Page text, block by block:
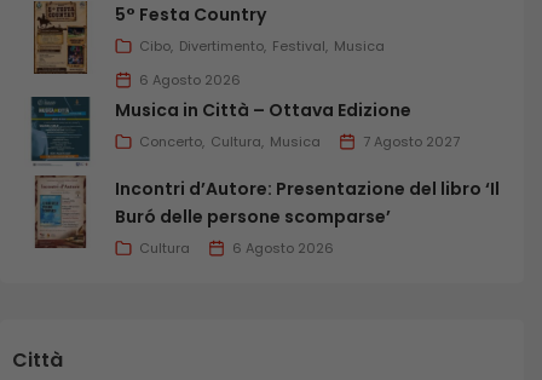
5° Festa Country
Cibo Divertimento Festival Musica
6 Agosto 2026
Musica in Città – Ottava Edizione
Concerto Cultura Musica 7 Agosto 2027
Incontri d’Autore: Presentazione del libro ‘Il
Buró delle persone scomparse’
Cultura 6 Agosto 2026
Città